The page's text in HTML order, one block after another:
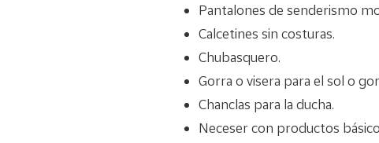
Pantalones de senderismo
Calcetines sin costuras.
Chubasquero.
Gorra o visera para el sol o
Chanclas para la ducha.
Neceser con productos